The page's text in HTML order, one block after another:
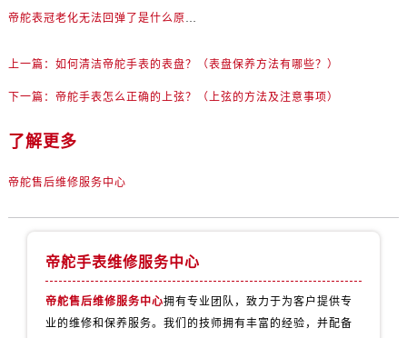
辽宁省沈阳市沈河区中街路137号亨得利名表维修授权店1楼帝舵售后服务中心（需提前预约）
帝舵表冠老化无法回弹了是什么原因？（表冠生锈）
上一篇： 如何清洁帝舵手表的表盘？（表盘保养方法有哪些？）
下一篇： 帝舵手表怎么正确的上弦？（上弦的方法及注意事项）
了解更多
帝舵售后维修服务中心
帝舵手表维修服务中心
帝舵售后维修服务中心拥有专业团队，致力于为客户提供专
业的维修和保养服务。我们的技师拥有丰富的经验，并配备